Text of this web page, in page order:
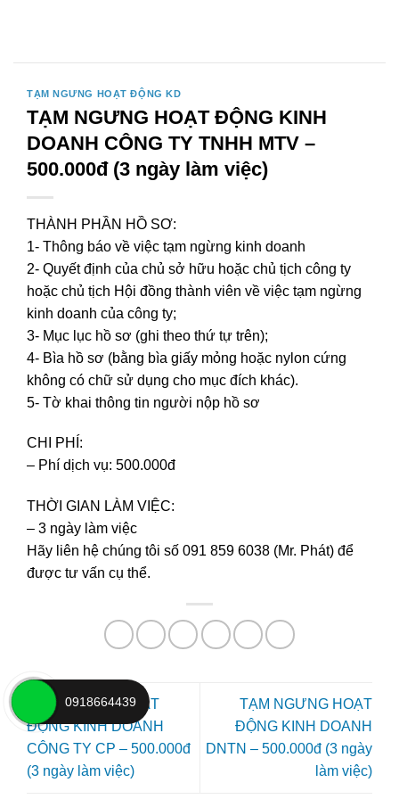
TẠM NGƯNG HOẠT ĐỘNG KD
TẠM NGƯNG HOẠT ĐỘNG KINH
DOANH CÔNG TY TNHH MTV –
500.000đ (3 ngày làm việc)
THÀNH PHẦN HỒ SƠ:
1- Thông báo về việc tạm ngừng kinh doanh
2- Quyết định của chủ sở hữu hoặc chủ tịch công ty
hoặc chủ tịch Hội đồng thành viên về việc tạm ngừng
kinh doanh của công ty;
3- Mục lục hồ sơ (ghi theo thứ tự trên);
4- Bìa hồ sơ (bằng bìa giấy mỏng hoặc nylon cứng
không có chữ sử dụng cho mục đích khác).
5- Tờ khai thông tin người nộp hồ sơ
CHI PHÍ:
– Phí dịch vụ: 500.000đ
THỜI GIAN LÀM VIỆC:
– 3 ngày làm việc
Hãy liên hệ chúng tôi số 091 859 6038 (Mr. Phát) để
được tư vấn cụ thể.
TẠM NGƯNG HOẠT
ĐỘNG KINH DOANH
CÔNG TY CP – 500.000đ
(3 ngày làm việc)
TẠM NGƯNG HOẠT
ĐỘNG KINH DOANH
DNTN – 500.000đ (3 ngày
làm việc)
0918664439